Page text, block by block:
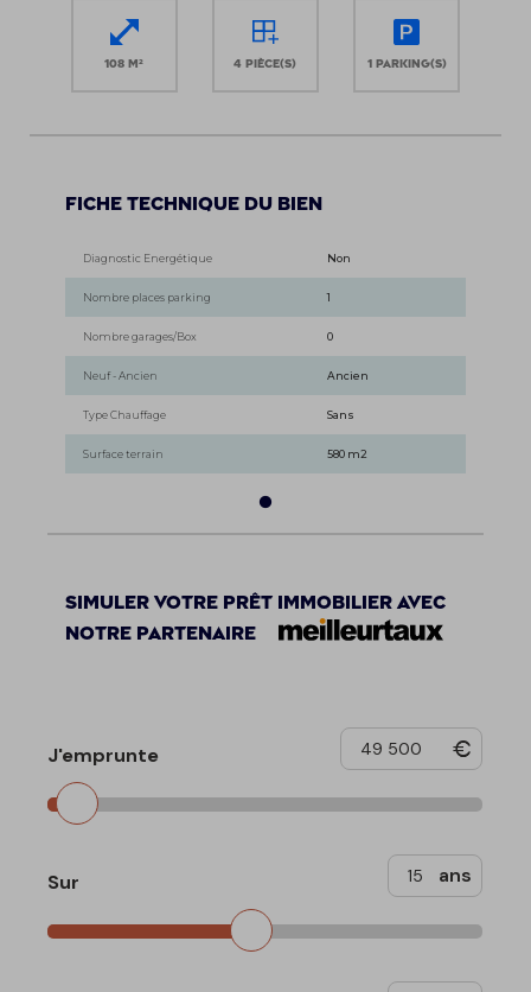
108 m² 4 pièce(s) 1 parking(s)
Fiche technique du bien
Diagnostic Energétique Non
Nombre places parking 1
Nombre garages/Box 0
Neuf - Ancien Ancien
Type Chauffage Sans
Surface terrain 580 m2
Simuler votre prêt immobilier avec
notre partenaire